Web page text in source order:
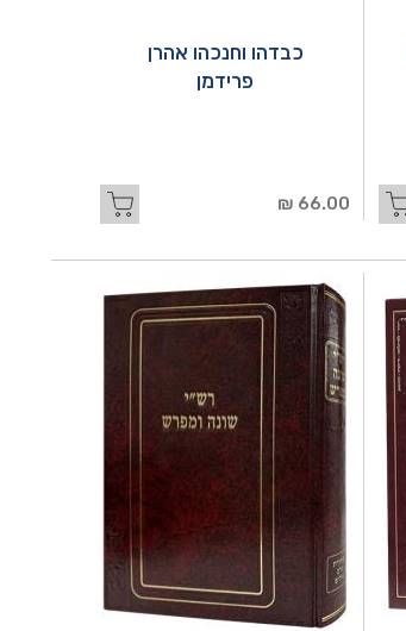
כבדהו וחנכהו אהרן
פרידמן
66.00 ₪